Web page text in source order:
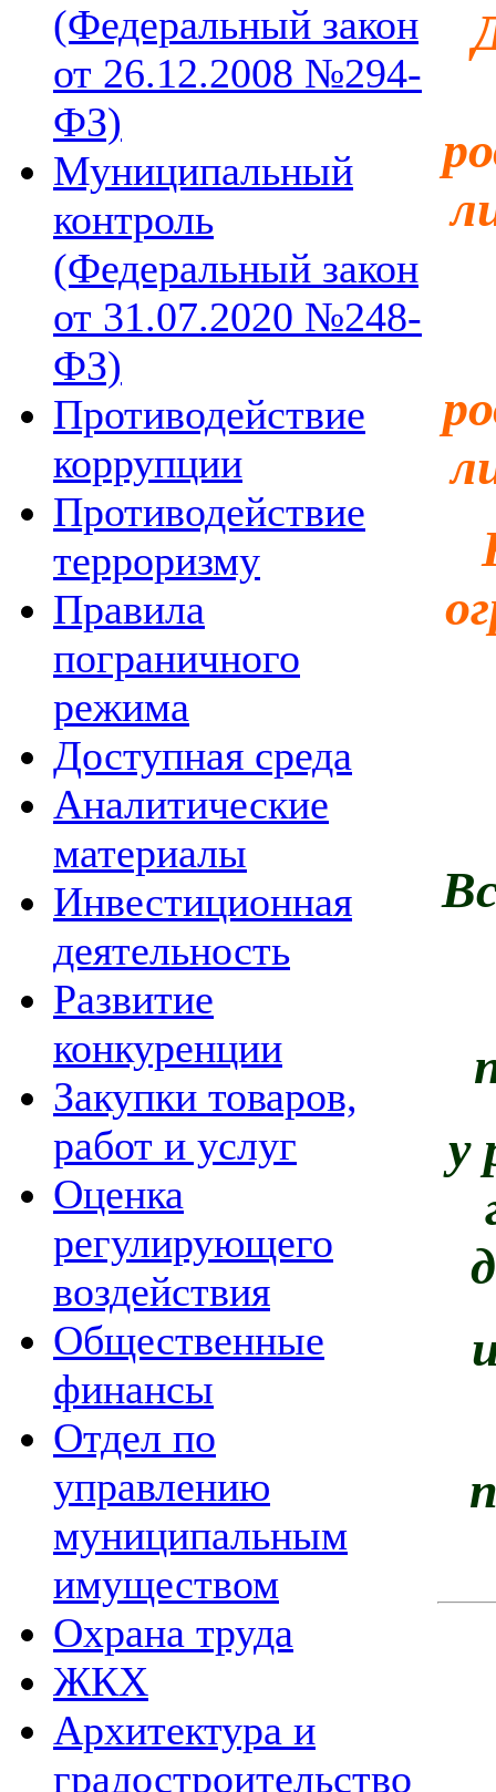
(Федеральный закон
от 26.12.2008 №294-
ФЗ)
Муниципальный
контроль
(Федеральный закон
от 31.07.2020 №248-
ФЗ)
Противодействие
коррупции
Противодействие
терроризму
Правила
пограничного
режима
Доступная среда
Аналитические
материалы
Инвестиционная
деятельность
Развитие
конкуренции
Закупки товаров,
работ и услуг
Оценка
регулирующего
воздействия
Общественные
финансы
Отдел по
управлению
муниципальным
имуществом
Охрана труда
ЖКХ
Архитектура и
градостроительство
у